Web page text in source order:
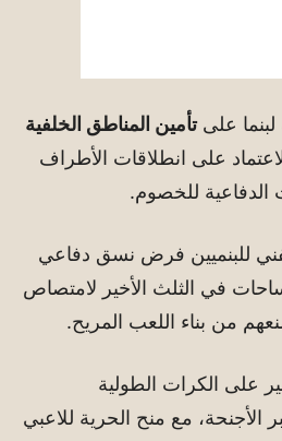
لبنما علىتأمين المناطق الخلفية
على انطلاقات الأطراف
الدفاعية للخصوم.
للبنميين فرض نسق دفاعي
في الثلث الأخير لامتصاص
من بناء اللعب المريح.
على الكرات الطولية
الأجنحة، مع منح الحرية للاعبي